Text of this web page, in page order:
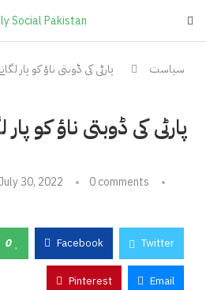
سیاست پارٹی کی ڈوبتی ناؤ کو پار
پارٹی کی ڈوبتی ناؤ کو پار
30, 2022
0 comments
0 Facebook Twitter
Pinterest Email